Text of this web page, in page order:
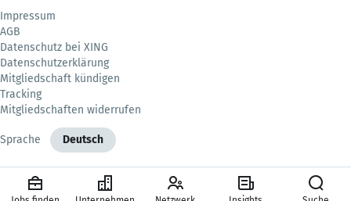
Impressum
AGB
Datenschutz bei XING
Datenschutzerklärung
Mitgliedschaft kündigen
Tracking
Mitgliedschaften widerrufen
Sprache Deutsch